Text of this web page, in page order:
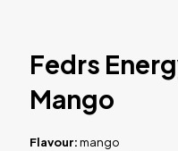
Fedrs
Mango
Flavour:mango